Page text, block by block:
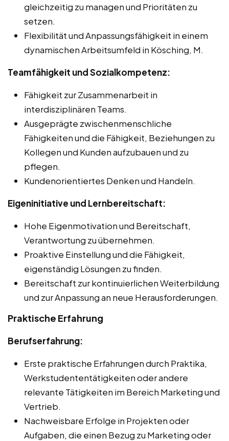
gleichzeitig zu managen und Prioritäten zu
setzen.
Flexibilität und Anpassungsfähigkeit in einem
dynamischen Arbeitsumfeld in Kösching, M.
Teamfähigkeit und Sozialkompetenz:
Fähigkeit zur Zusammenarbeit in
interdisziplinären Teams.
Ausgeprägte zwischenmenschliche
Fähigkeiten und die Fähigkeit, Beziehungen zu
Kollegen und Kunden aufzubauen und zu
pflegen.
Kundenorientiertes Denken und Handeln.
Eigeninitiative und Lernbereitschaft:
Hohe Eigenmotivation und Bereitschaft,
Verantwortung zu übernehmen.
Proaktive Einstellung und die Fähigkeit,
eigenständig Lösungen zu finden.
Bereitschaft zur kontinuierlichen Weiterbildung
und zur Anpassung an neue Herausforderungen.
Praktische Erfahrung
Berufserfahrung:
Erste praktische Erfahrungen durch Praktika,
Werkstudententätigkeiten oder andere
relevante Tätigkeiten im Bereich Marketing und
Vertrieb.
Nachweisbare Erfolge in Projekten oder
Aufgaben, die einen Bezug zu Marketing oder